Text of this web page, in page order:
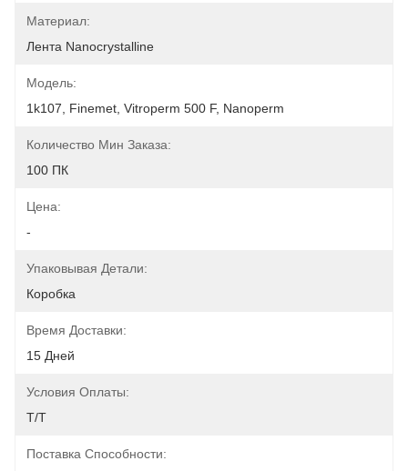
Материал:
Лента Nanocrystalline
Модель:
1k107, Finemet, Vitroperm 500 F, Nanoperm
Количество Мин Заказа:
100 ПК
Цена:
-
Упаковывая Детали:
Коробка
Время Доставки:
15 Дней
Условия Оплаты:
T/T
Поставка Способности: